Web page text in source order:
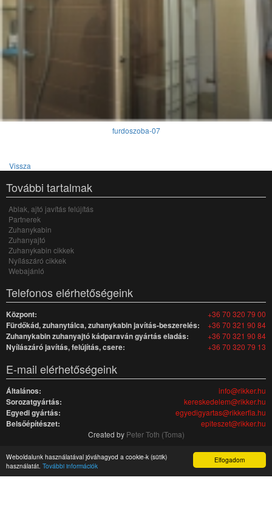
Elfogadom
Weboldalunk használatával jóváhagyod a cookie-k (sütik)
használatát. További információk
furdoszoba-07
Vissza
További tartalmak
Ablak, ajtó javítás felújítás
Partnerek
Zuhanykabin
Zuhanyajtó
Zuhanykabin cikkek
Nyílászáró cikkek
Webajánló
Telefonos elérhetőségeink
Központ: +36 70 320 79 00
Fürdőkád, zuhanytálca, zuhanykabin javítás-beszerelés: +36 70 321 90 84
Zuhanykabin zuhanyajtó kádparaván gyártás eladás: +36 70 321 90 84
Nyílászáró javítás, felújítás, csere: +36 70 320 79 13
E-mail elérhetőségeink
Általános: info@rikker.hu
Sorozatgyártás: kereskedelem@rikker.hu
Egyedi gyártás: egyedigyartas@rikkerfia.hu
Belsőépítészet:
epiteszet@rikker.hu
Created by Peter Toth (Toma)
Ady Endre út 25. |Telefon:
+36 70 320 79 00. |rikker.hu
Hasznos oldalak:zuhanykabin.lap.hu |szerelveny.lap.hu